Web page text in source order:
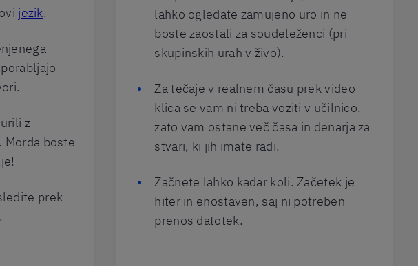
jezik.
z
boste
prek
lahko ogledate zamujeno uro in ne
boste zaostali za soudeleženci (pri
skupinskih urah v živo).
Za tečaje v realnem času prek video
klica se vam ni treba voziti v učilnico,
zato vam ostane več časa in denarja za
stvari, ki jih imate radi.
Začnete lahko kadar koli. Začetek je
hiter in enostaven, saj ni potreben
prenos datotek.